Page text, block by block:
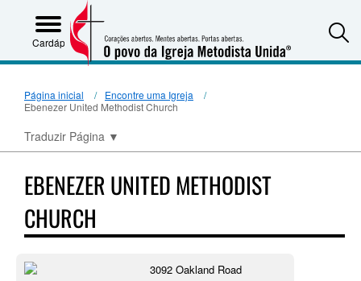
Cardápio
Página inicial
Encontre uma Igreja
Ebenezer United Methodist Church
Traduzir Página ▼
EBENEZER UNITED METHODIST
CHURCH
3092 Oakland Road